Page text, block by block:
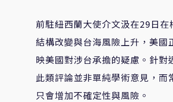
前駐紐西蘭大使介文汲在29日
結構改變與台海風險上升，美
映美國對涉台承擔的疑慮。針對
此類評論並非單純學術意見，而
只會增加不確定性與風險。